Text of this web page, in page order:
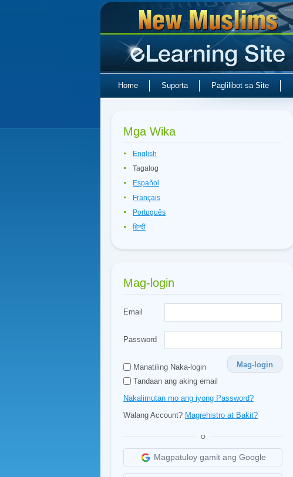
Home Suporta Paglilibot sa Site
Mga Wika
English
Tagalog
Español
Français
Português
हिन्दी
Mag-login
Email
Password
Manatiling Naka-login
Mag-login
Tandaan ang aking email
Nakalimutan mo ang iyong Password?
Walang Account? Magrehistro at Bakit?
O
Magpatuloy gamit ang Google